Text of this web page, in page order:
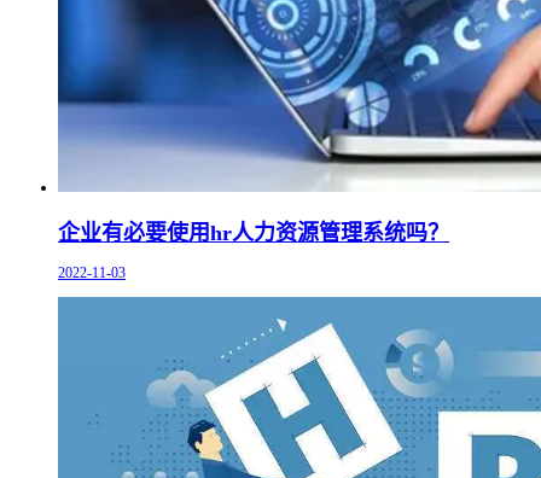
企业有必要使用hr人力资源管理系统吗？
2022-11-03